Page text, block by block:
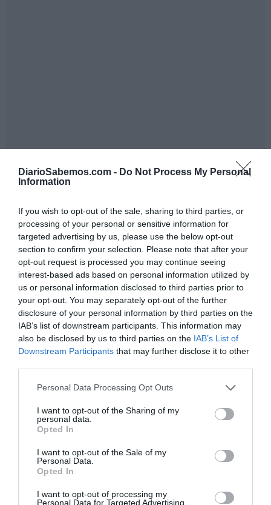
DiarioSabemos.com - Do Not Process My Personal
Information
If you wish to opt-out of the sale, sharing to third parties, or
processing of your personal or sensitive information for
targeted advertising by us, please use the below opt-out
section to confirm your selection. Please note that after your
opt-out request is processed you may continue seeing
interest-based ads based on personal information utilized by
us or personal information disclosed to third parties prior to
your opt-out. You may separately opt-out of the further
disclosure of your personal information by third parties on the
IAB’s list of downstream participants. This information may
also be disclosed by us to third parties on the IAB’s List of
Downstream Participants that may further disclose it to other
Personal Data Processing Opt Outs
I want to opt-out of the Sharing of my
personal data.
Opted In
I want to opt-out of the Sale of my
Personal Data.
Opted In
I want to opt-out of processing my
Personal Data for Targeted Advertising.
La mano de Trump es alargada. El dirigente
ultraconservador cuenta con nada despreciables tentáculos
europeos, partidos instalados como pequeños caballos de
Troyaen cada rincón del viejo continente. Aunque la
interpretan estos movimientos de colaboración policial y
judicial de EEUU (nada desinteresados,
Washington
jamás colaboró con nadie sin recibir algo a cambio) como
concepto que, aunque asociado en los últimos años a la
Rusia dePutin, Trump desarrolla con igual maestría.